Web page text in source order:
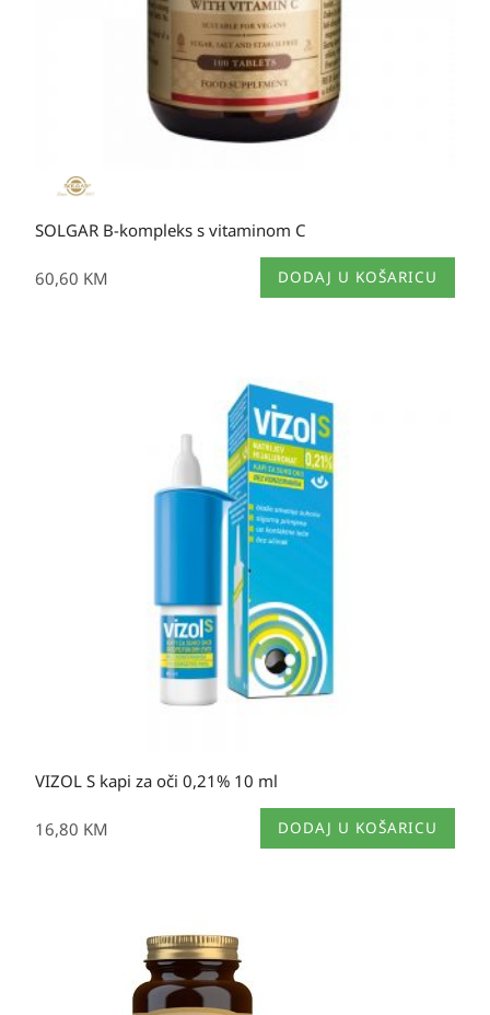
SOLGAR B-kompleks s vitaminom C
60,60 KM DODAJ U KOŠARICU
VIZOL S kapi za oči 0,21% 10 ml
16,80 KM DODAJ U KOŠARICU